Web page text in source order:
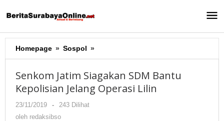
ke
Homepage » Sospol »
Jatim
SDM
Bantu
Senkom Jatim Siagakan SDM Bantu
Kepolisian Jelang Operasi Lilin
23/11/2019
oleh
redaksibso
-
243 Dilihat
oleh redaksibso